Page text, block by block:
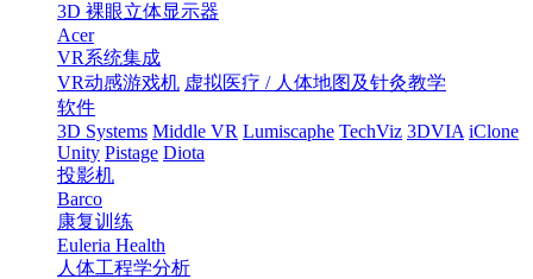
3D 裸眼立体显示器
Acer
VR系统集成
VR动感游戏机 虚拟医疗 / 人体地图及针灸教学
软件
3D Systems Middle VR Lumiscaphe TechViz 3DVIA iClone
Unity Pistage Diota
投影机
Barco
康复训练
Euleria Health
人体工程学分析